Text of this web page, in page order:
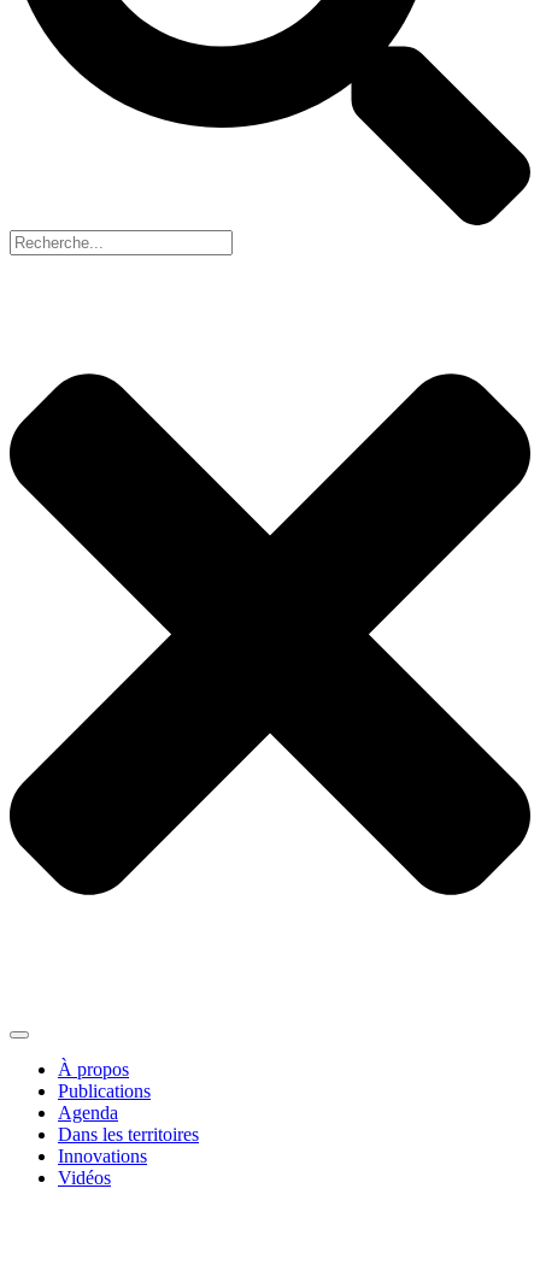
À propos
Publications
Agenda
Dans les territoires
Innovations
Vidéos